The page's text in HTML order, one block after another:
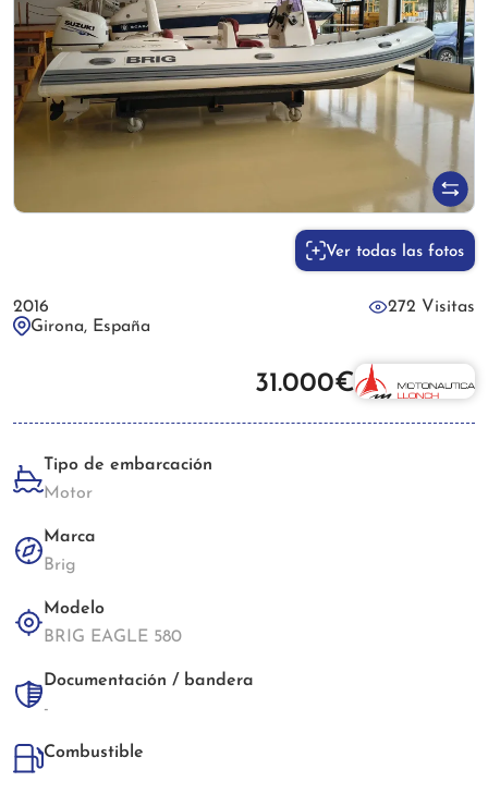
Ver todas las fotos
2016
272 Visitas
Girona, España
31.000€
Tipo de embarcación
Motor
Marca
Brig
Modelo
BRIG EAGLE 580
Documentación / bandera
-
Combustible